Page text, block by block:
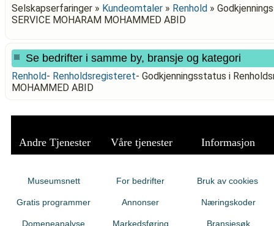
Selskapserfaringer » Kundeomtaler » Renhold »
SERVICE MOHARAM MOHAMMED ABID
Se bedrifter i samme by, bransje og kategori
Renhold- Renholdsregisteret- Godkjenningsstatus i
MOHAMMED ABID
Andre Tjenester Våre tjenester Informasjon
Museumsnett
Gratis programmer
Domeneanalyse
For bedrifter
Annonser
Markedsføring
Bruk av cookies
Næringskoder
Bransjesøk